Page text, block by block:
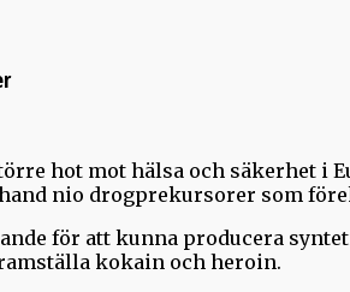
hot mot hälsa och säkerhet i
nio drogprekursorer som
för att kunna producera
kokain och heroin.